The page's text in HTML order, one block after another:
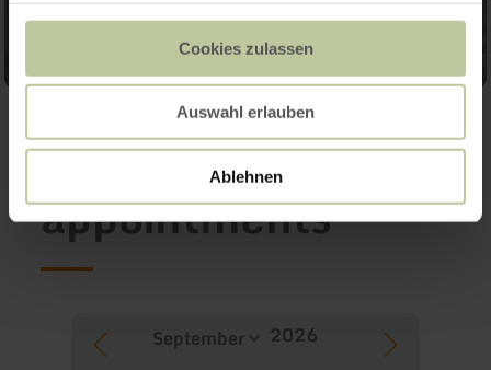
Cookies zulassen
Auswahl erlauben
Ablehnen
Further
appointments